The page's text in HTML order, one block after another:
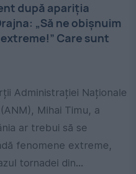
după apariția
„Să ne obișnuim
Care sunt
Administrației Naționale
Mihai Timu, a
ar trebui să se
fenomene extreme,
tornadei din...